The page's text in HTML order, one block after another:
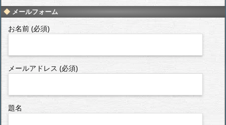
メールフォーム
お名前 (必須)
メールアドレス (必須)
題名